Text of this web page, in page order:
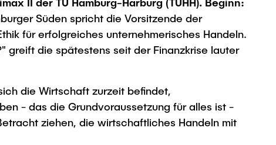
Hochschuldidaktik - ZLL
LearnING Center
(ECIU)
Praxis
Interdisziplinärer Workshop
des FSP „Biobasierte
Prozesse und
Team
Süden spricht die Vorsitzende der
für erfolgreiches unternehmerisches Handeln.
greift die spätestens seit der Finanzkrise lauter
die Wirtschaft zurzeit befindet,
- das die Grundvoraussetzung für alles ist -
ziehen, die wirtschaftliches Handeln mit